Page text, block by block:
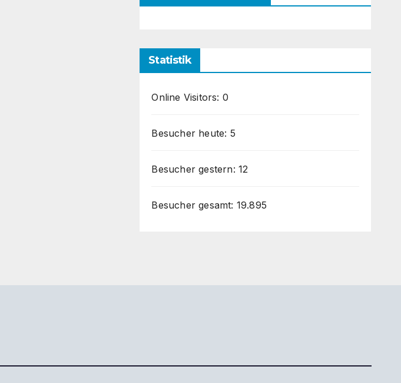
Statistik
Online Visitors: 0
Besucher heute: 5
Besucher gestern: 12
Besucher gesamt: 19.895